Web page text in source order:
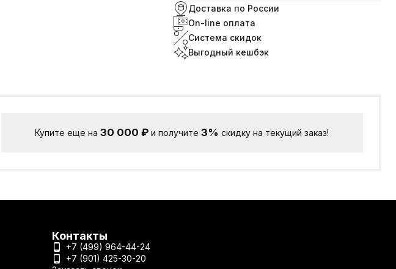
Доставка по России
On-line оплата
Система скидок
Выгодный кешбэк
Купите еще на30 000₽ и получите3% скидку на текущий заказ!
Контакты
+7 (499) 964-44-24
+7 (901) 425-30-20